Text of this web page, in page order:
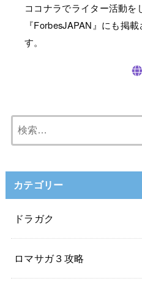
ココナラでライター活動を
『ForbesJAPAN』にも掲
す。
カテゴリー
ドラガク
ロマサガ３攻略